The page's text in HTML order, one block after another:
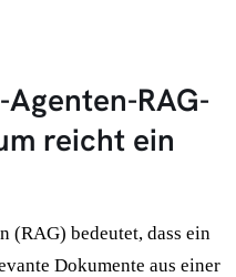
RAG-
reicht ein
(RAG) bedeutet, dass ein
Dokumente aus einer